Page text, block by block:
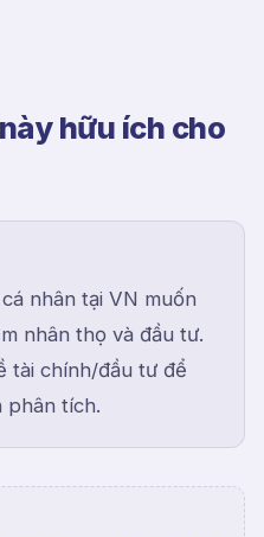
hữu ích cho
nhân tại VN muốn
nhân thọ và đầu tư.
tài chính/đầu tư để
phân tích.